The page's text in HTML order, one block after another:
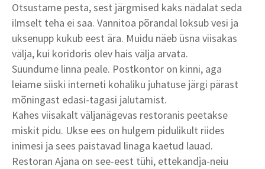
Otsustame pesta, sest järgmised kaks nädalat seda
ilmselt teha ei saa. Vannitoa põrandal loksub vesi ja
uksenupp kukub eest ära. Muidu näeb üsna viisakas
välja, kui koridoris olev hais välja arvata.
Suundume linna peale. Postkontor on kinni, aga
leiame siiski interneti kohaliku juhatuse järgi pärast
mõningast edasi-tagasi jalutamist.
Kahes viisakalt väljanägevas restoranis peetakse
miskit pidu. Ukse ees on hulgem pidulikult riides
inimesi ja sees paistavad linaga kaetud lauad.
Restoran Ajana on see-eest tühi, ettekandja-neiu